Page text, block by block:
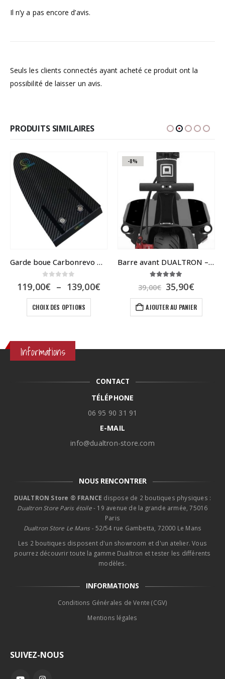
Il n’y a pas encore d’avis.
Seuls les clients connectés ayant acheté ce produit ont la
possibilité de laisser un avis.
PRODUITS SIMILAIRES
Garde boue Carbonrevo Dualtron
119,00€ – 139,00€Plage
119,00€
CHOIX DES OPTIONS
Ce produit a plusieurs variations. Les options peuvent être choisies sur la page du produit
-8%
Barre avant DUALTRON – Poignée ou support pour éclairage
39,00€ Le
prix
initial
était :
35,90€Le
prix
actuel
est :
AJOUTER AU PANIER
Informations
CONTACT
TÉLÉPHONE
06 95 90 31 91
E-MAIL
info@dualtron-store.com
NOUS RENCONTRER
DUALTRON Store ® FRANCE dispose de 2 boutiques physiques :
Dualtron Store Paris étoile- 19 avenue de la grande armée, 75016
Paris
Dualtron Store Le Mans - 52/54 rue Gambetta, 72000 Le Mans
Les 2 boutiques disposent d'un showroom et d'un atelier. Vous
pourrez découvrir toute la gamme Dualtron et tester les différents
modèles.
INFORMATIONS
Conditions Générales de Vente (CGV)
Mentions légales
SUIVEZ-NOUS